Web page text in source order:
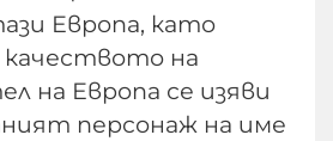
Европа, като
на
на Европа се изяви
персонаж на име